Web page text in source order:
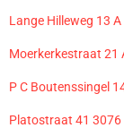
Lange Hilleweg 13
Moerkerkestraat 21
P C Boutenssingel
Platostraat 41